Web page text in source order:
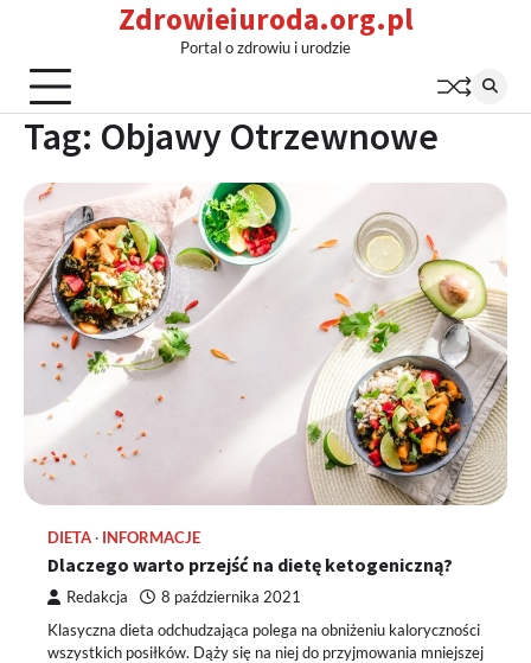
content
Zdrowieiuroda.org.pl
Portal o zdrowiu i urodzie
Tag: Objawy Otrzewnowe
DIETA INFORMACJE
Dlaczego warto przejść na dietę ketogeniczną?
Redakcja 8 października 2021
Klasyczna dieta odchudzająca polega na obniżeniu kaloryczności
wszystkich posiłków. Dąży się na niej do przyjmowania mniejszej